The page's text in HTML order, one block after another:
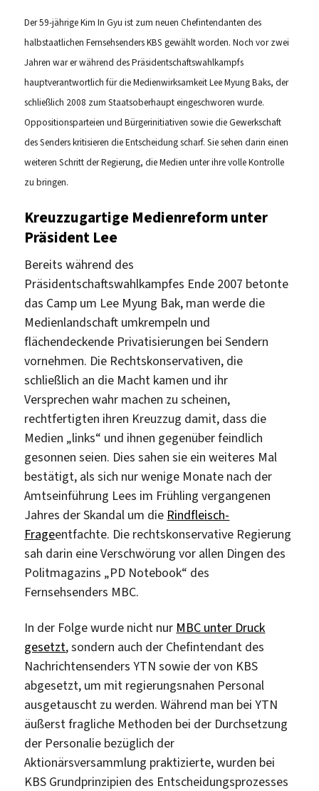
Der 59-jährige Kim In Gyu ist zum neuen Chefintendanten des
halbstaatlichen Fernsehsenders KBS gewählt worden. Noch vor zwei
Jahren war er während des Präsidentschaftswahlkampfs
hauptverantwortlich für die Medienwirksamkeit Lee Myung Baks, der
schließlich 2008 zum Staatsoberhaupt eingeschworen wurde.
Oppositionsparteien und Bürgerinitiativen sowie die Gewerkschaft
des Senders kritisieren die Entscheidung scharf. Sie sehen darin einen
weiteren Schritt der Regierung, die Medien unter ihre volle Kontrolle
zu bringen.
Kreuzzugartige Medienreform unter
Präsident Lee
Bereits während des
Präsidentschaftswahlkampfes Ende 2007 betonte
das Camp um Lee Myung Bak, man werde die
Medienlandschaft umkrempeln und
flächendeckende Privatisierungen bei Sendern
vornehmen. Die Rechtskonservativen, die
schließlich an die Macht kamen und ihr
Versprechen wahr machen zu scheinen,
rechtfertigten ihren Kreuzzug damit, dass die
Medien „links“ und ihnen gegenüber feindlich
gesonnen seien. Dies sahen sie ein weiteres Mal
bestätigt, als sich nur wenige Monate nach der
Amtseinführung Lees im Frühling vergangenen
Jahres der Skandal um die Rindfleisch-
Frageentfachte. Die rechtskonservative Regierung
sah darin eine Verschwörung vor allen Dingen des
Politmagazins „PD Notebook“ des
Fernsehsenders MBC.
In der Folge wurde nicht nur MBC unter Druck
gesetzt, sondern auch der Chefintendant des
Nachrichtensenders YTN sowie der von KBS
abgesetzt, um mit regierungsnahen Personal
ausgetauscht zu werden. Während man bei YTN
äußerst fragliche Methoden bei der Durchsetzung
der Personalie bezüglich der
Aktionärsversammlung praktizierte, wurden bei
KBS Grundprinzipien des Entscheidungsprozesses